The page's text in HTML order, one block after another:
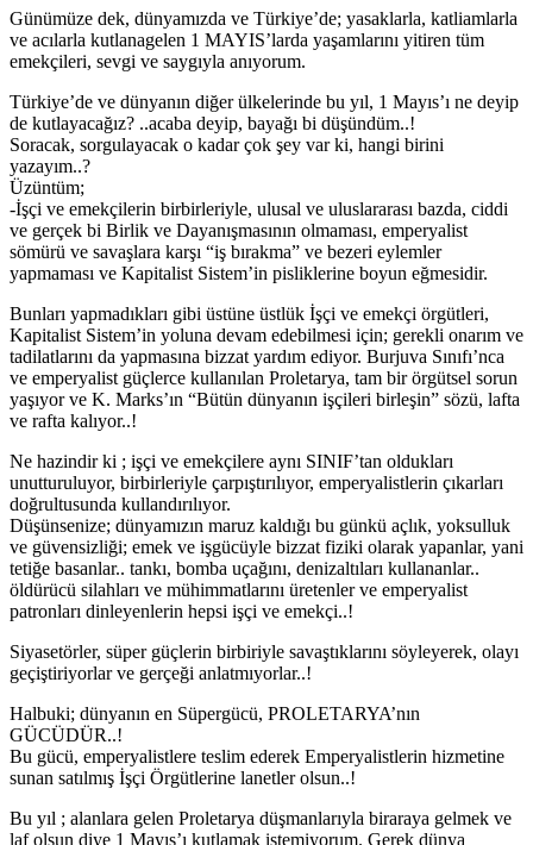
Günümüze dek, dünyamızda ve Türkiye’de; yasaklarla, katliamlarla
ve acılarla kutlanagelen 1 MAYIS’larda yaşamlarını yitiren tüm
emekçileri, sevgi ve saygıyla anıyorum.
Türkiye’de ve dünyanın diğer ülkelerinde bu yıl, 1 Mayıs’ı ne deyip
de kutlayacağız? ..acaba deyip, bayağı bi düşündüm..!
Soracak, sorgulayacak o kadar çok şey var ki, hangi birini
yazayım..?
Üzüntüm;
-İşçi ve emekçilerin birbirleriyle, ulusal ve uluslararası bazda, ciddi
ve gerçek bi Birlik ve Dayanışmasının olmaması, emperyalist
sömürü ve savaşlara karşı “iş bırakma” ve bezeri eylemler
yapmaması ve Kapitalist Sistem’in pisliklerine boyun eğmesidir.
Bunları yapmadıkları gibi üstüne üstlük İşçi ve emekçi örgütleri,
Kapitalist Sistem’in yoluna devam edebilmesi için; gerekli onarım ve
tadilatlarını da yapmasına bizzat yardım ediyor. Burjuva Sınıfı’nca
ve emperyalist güçlerce kullanılan Proletarya, tam bir örgütsel sorun
yaşıyor ve K. Marks’ın “Bütün dünyanın işçileri birleşin” sözü, lafta
ve rafta kalıyor..!
Ne hazindir ki ; işçi ve emekçilere aynı SINIF’tan oldukları
unutturuluyor, birbirleriyle çarpıştırılıyor, emperyalistlerin çıkarları
doğrultusunda kullandırılıyor.
Düşünsenize; dünyamızın maruz kaldığı bu günkü açlık, yoksulluk
ve güvensizliği; emek ve işgücüyle bizzat fiziki olarak yapanlar, yani
tetiğe basanlar.. tankı, bomba uçağını, denizaltıları kullananlar..
öldürücü silahları ve mühimmatlarını üretenler ve emperyalist
patronları dinleyenlerin hepsi işçi ve emekçi..!
Siyasetörler, süper güçlerin birbiriyle savaştıklarını söyleyerek, olayı
geçiştiriyorlar ve gerçeği anlatmıyorlar..!
Halbuki; dünyanın en Süpergücü, PROLETARYA’nın
GÜCÜDÜR..!
Bu gücü, emperyalistlere teslim ederek Emperyalistlerin hizmetine
sunan satılmış İşçi Örgütlerine lanetler olsun..!
Bu yıl ; alanlara gelen Proletarya düşmanlarıyla biraraya gelmek ve
laf olsun diye 1 Mayıs’ı kutlamak istemiyorum. Gerek dünya